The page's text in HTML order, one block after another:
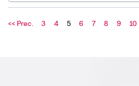
<< Prec. 3 4 5 6 7 8 9 10